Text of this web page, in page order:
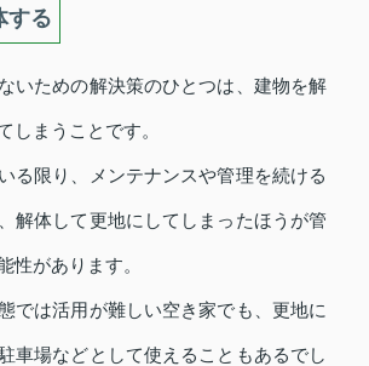
する
いための解決策のひとつは、建物を解
しまうことです。
る限り、メンテナンスや管理を続ける
解体して更地にしてしまったほうが管
性があります。
では活用が難しい空き家でも、更地に
車場などとして使えることもあるでし